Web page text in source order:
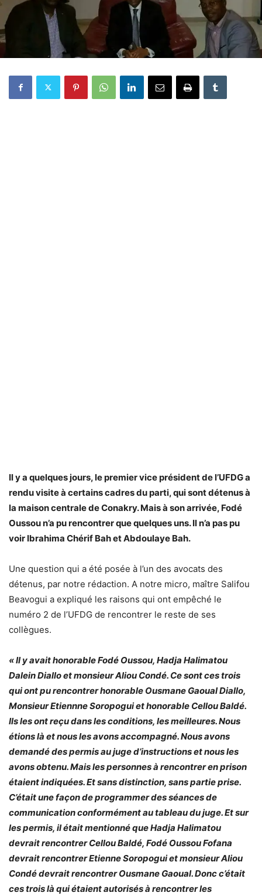
Il y a quelques jours, le premier vice président de l’UFDG a
rendu visite à certains cadres du parti, qui sont détenus à
la maison centrale de Conakry. Mais à son arrivée, Fodé
Oussou n’a pu rencontrer que quelques uns. Il n’a pas pu
voir Ibrahima Chérif Bah et Abdoulaye Bah.
Une question qui a été posée à l’un des avocats des
détenus, par notre rédaction. A notre micro, maître Salifou
Beavogui a expliqué les raisons qui ont empêché le
numéro 2 de l’UFDG de rencontrer le reste de ses
collègues.
« Il y avait honorable Fodé Oussou, Hadja Halimatou
Dalein Diallo et monsieur Aliou Condé. Ce sont ces trois
qui ont pu rencontrer honorable Ousmane Gaoual Diallo,
Monsieur Etiennne Soropogui et honorable Cellou Baldé.
Ils les ont reçu dans les conditions, les meilleures. Nous
étions là et nous les avons accompagné. Nous avons
demandé des permis au juge d’instructions et nous les
avons obtenu. Mais les personnes à rencontrer en prison
étaient indiquées. Et sans distinction, sans partie prise.
C’était une façon de programmer des séances de
communication conformément au tableau du juge. Et sur
les permis, il était mentionné que Hadja Halimatou
devrait rencontrer Cellou Baldé, Fodé Oussou Fofana
devrait rencontrer Etienne Soropogui et monsieur Aliou
Condé devrait rencontrer Ousmane Gaoual. Donc c’était
ces trois là qui étaient autorisés à rencontrer les